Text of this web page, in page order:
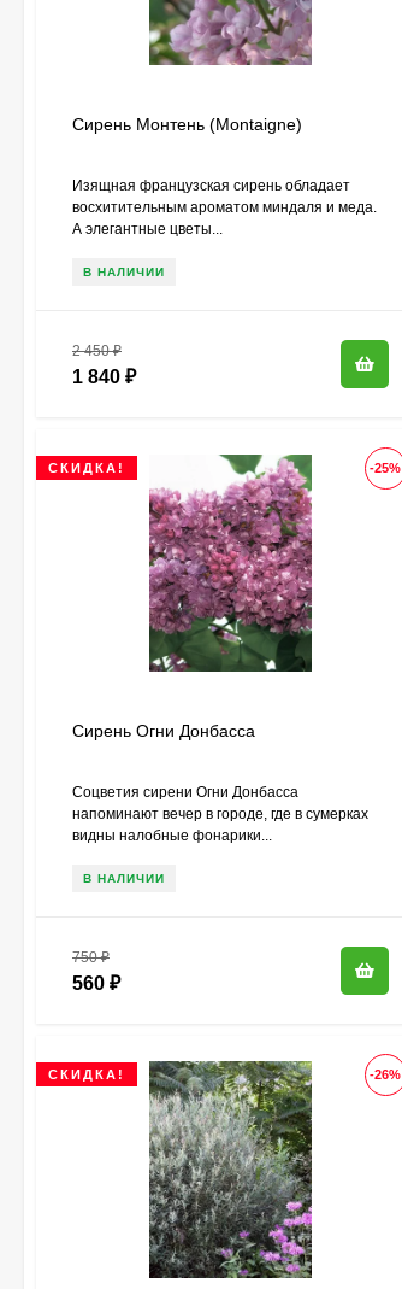
Сирень Монтень (Montaigne)
Изящная французская сирень обладает
восхитительным ароматом миндаля и меда.
А элегантные цветы...
В НАЛИЧИИ
2 450₽
1 840 ₽
-25%
СКИДКА!
Сирень Огни Донбасса
Соцветия сирени Огни Донбасса
напоминают вечер в городе, где в сумерках
видны налобные фонарики...
В НАЛИЧИИ
750₽
560 ₽
-26%
СКИДКА!